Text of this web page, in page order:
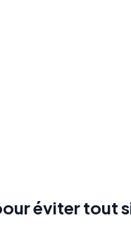
éviter tout